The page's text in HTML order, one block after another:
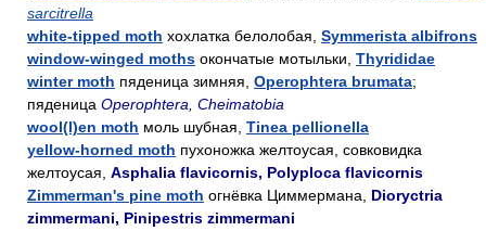
sarcitrella
white-tipped moth хохлатка белолобая, Symmerista albifrons
window-winged moths окончатые мотыльки, Thyrididae
winter moth пяденица зимняя, Operophtera brumata;
пяденица Operophtera, Cheimatobia
wool(l)en moth моль шубная, Tinea pellionella
yellow-horned moth пухоножка желтоусая, совковидка
желтоусая, Asphalia flavicornis, Polyploca flavicornis
Zimmerman's pine moth огнёвка Циммермана, Dioryctria
zimmermani, Pinipestris zimmermani